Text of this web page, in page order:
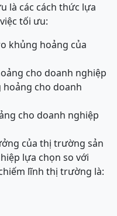
là các cách thức lựa
tối ưu:
khủng hoảng của
cho doanh nghiệp
hoảng cho doanh
cho doanh nghiệp
của thị trường sản
lựa chọn so với
lĩnh thị trường là: